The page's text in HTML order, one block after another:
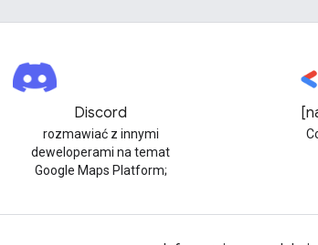
Discord
rozmawiać z innymi
deweloperami na temat
Google Maps Platform;